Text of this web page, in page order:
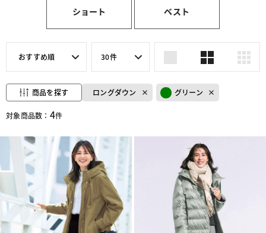
ショート ベスト
おすすめ順 30件
商品を探す ロングダウン グリーン
対象商品数： 4件